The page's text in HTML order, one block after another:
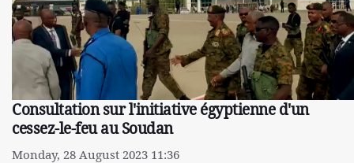
Consultation sur l'initiative égyptienne d'un
cessez-le-feu au Soudan
Monday, 28 August 2023 11:36